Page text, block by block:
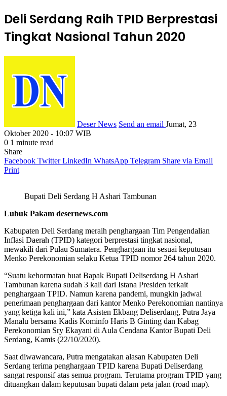
Deli Serdang Raih TPID Berprestasi
Tingkat Nasional Tahun 2020
Deser News Send an email Jumat, 23
Oktober 2020 - 10:07 WIB
0 1 minute read
Share
Facebook Twitter LinkedIn WhatsApp Telegram Share via Email
Print
Bupati Deli Serdang H Ashari Tambunan
Lubuk Pakam desernews.com
Kabupaten Deli Serdang meraih penghargaan Tim Pengendalian
Inflasi Daerah (TPID) kategori berprestasi tingkat nasional,
mewakili dari Pulau Sumatera. Penghargaan itu sesuai keputusan
Menko Perekonomian selaku Ketua TPID nomor 264 tahun 2020.
“Suatu kehormatan buat Bapak Bupati Deliserdang H Ashari
Tambunan karena sudah 3 kali dari Istana Presiden terkait
penghargaan TPID. Namun karena pandemi, mungkin jadwal
penerimaan penghargaan dari kantor Menko Perekonomian nantinya
yang ketiga kali ini,” kata Asisten Ekbang Deliserdang, Putra Jaya
Manalu bersama Kadis Kominfo Haris B Ginting dan Kabag
Perekonomian Sry Ekayani di Aula Cendana Kantor Bupati Deli
Serdang, Kamis (22/10/2020).
Saat diwawancara, Putra mengatakan alasan Kabupaten Deli
Serdang terima penghargaan TPID karena Bupati Deliserdang
sangat responsif atas semua program. Terutama program TPID yang
dituangkan dalam keputusan bupati dalam peta jalan (road map).